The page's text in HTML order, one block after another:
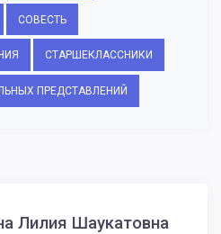
СОВЕСТЬ
СТАРШЕКЛАССНИКИ
ПРЕДСТАВЛЕНИЙ
Лилия Шаукатовна